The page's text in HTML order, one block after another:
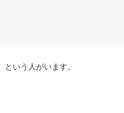
いう人がいます。